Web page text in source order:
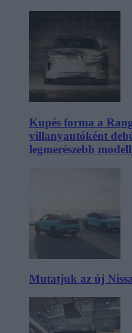
Kupés forma a
villanyautóként
legmerészebb
Mutatjuk az új